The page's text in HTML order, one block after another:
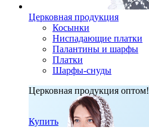
Церковная продукция
Косынки
Ниспадающие платки
Палантины и шарфы
Платки
Шарфы-снуды
Церковная продукция оптом!
Купить